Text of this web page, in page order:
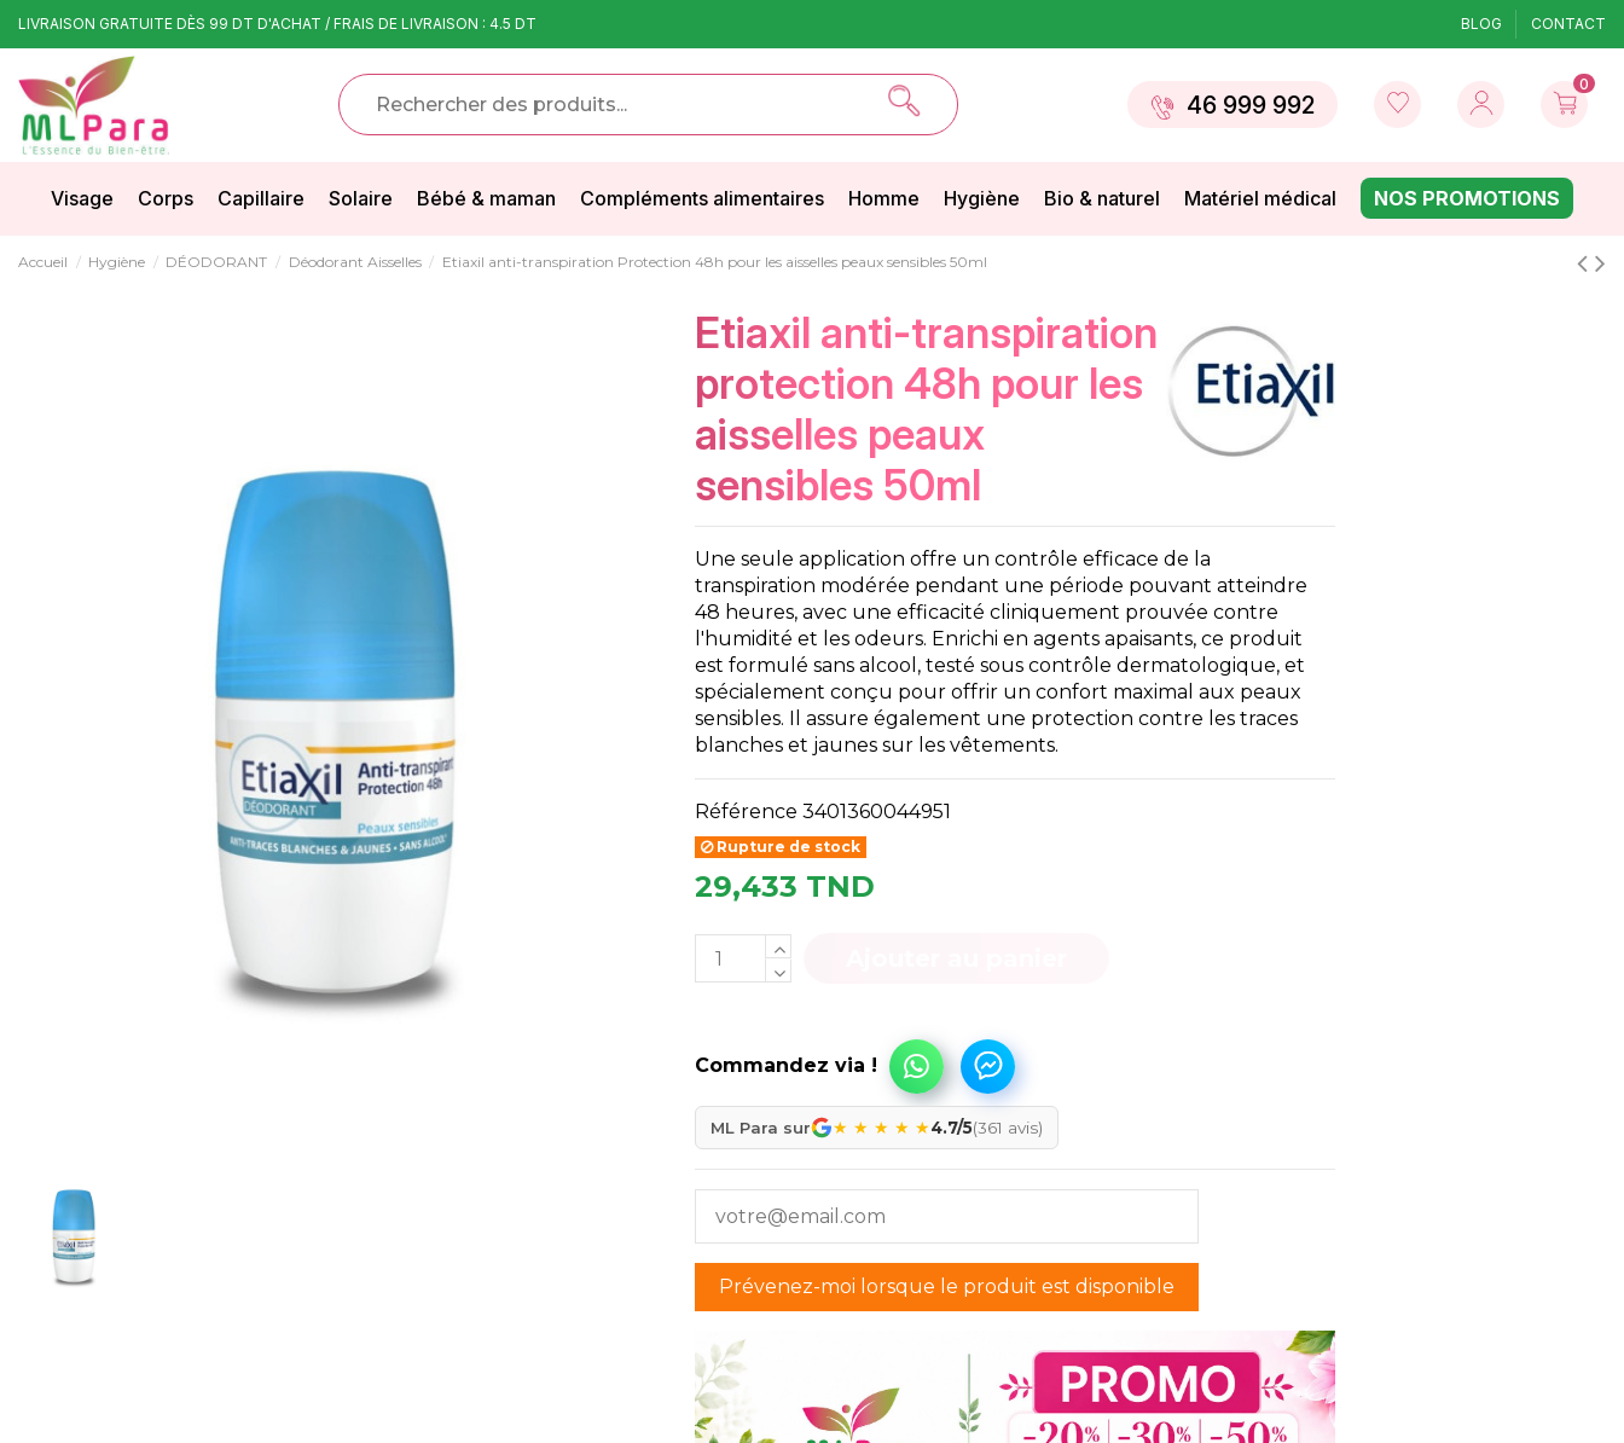
LIVRAISON GRATUITE DÈS 99 DT D'ACHAT / FRAIS DE LIVRAISON : 4.5 DT BLOG CONTACT
46 999 992
0
Visage Corps Capillaire Solaire Bébé & maman Compléments alimentaires Homme Hygiène Bio & naturel Matériel médical NOS PROMOTIONS
Accueil Hygiène DÉODORANT Déodorant Aisselles Etiaxil anti-transpiration Protection 48h pour les aisselles peaux sensibles 50ml
etiaxil anti-transpiration
protection 48h pour les
aisselles peaux
sensibles 50ml
Une seule application offre un contrôle efficace de la
transpiration modérée pendant une période pouvant atteindre
48 heures, avec une efficacité cliniquement prouvée contre
l'humidité et les odeurs. Enrichi en agents apaisants, ce produit
est formulé sans alcool, testé sous contrôle dermatologique, et
spécialement conçu pour offrir un confort maximal aux peaux
sensibles. Il assure également une protection contre les traces
blanches et jaunes sur les vêtements.
Référence 3401360044951
Rupture de stock
29,433 TND
ML Para sur ★ ★ ★ ★ ★4.7/5(361 avis)